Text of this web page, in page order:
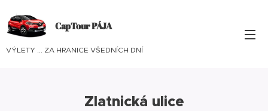
CapTour PÁJA
VÝLETY ... ZA HRANICE VŠEDNÍCH DNÍ
Zlatnická ulice